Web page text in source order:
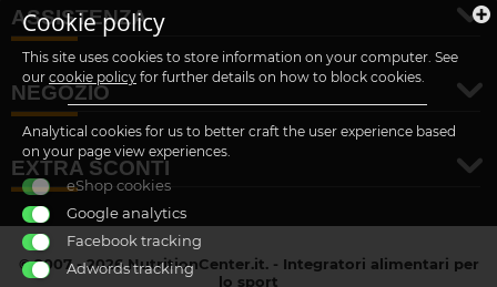
ASSISTENZA
NEGOZIO
EXTRA SCONTI
© 2007 - 2026 NutritionCenter.it. - Integratori alimentari per
lo sport
Cookie policy
This site uses cookies to store information on your computer. See
our cookie policy for further details on how to block cookies.
Analytical cookies for us to better craft the user experience based
on your page view experiences.
eShop cookies
Google analytics
Facebook tracking
Adwords tracking